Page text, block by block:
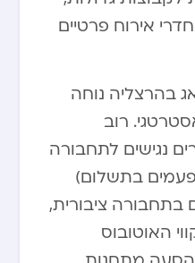
אירוח פרטיים
בהרצליה נוחה
רוב
נגישים לתחבורה
בתשלום)
ציבורית,
האוטובוס